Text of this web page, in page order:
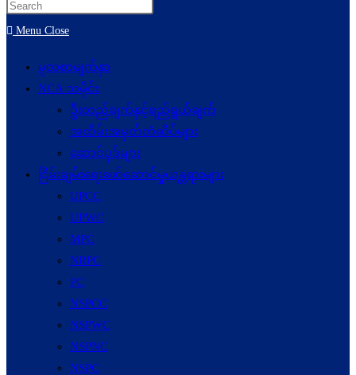
Menu Close
မူလစာမျက်နှာ
NCA သမိုင်း
ဦးတည်ချက်နှင့်ရည်ရွယ်ချက်
အထိမ်းအမှတ်တံဆိပ်များ
ဆောင်ပုဒ်များ
ငြိမ်းချမ်းရေးဖော်‌ဆောင်မှုယန္တရားများ
UPCC
UPWC
MPC
NRPC
PC
NSPCC
NSPWC
NSPNC
NSPC